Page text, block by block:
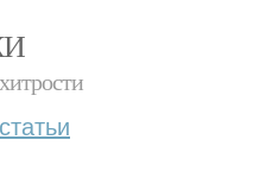
статьи